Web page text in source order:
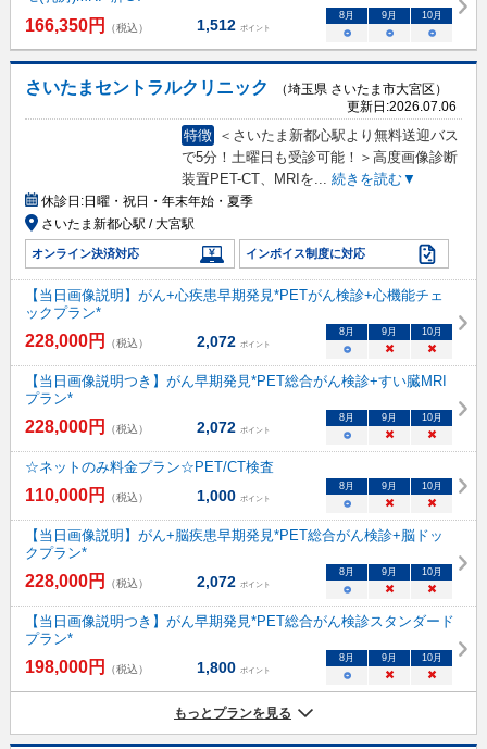
166,350円 （税込） 1,512 ポイント
8月 9月 10月
○ ○ ○
さいたまセントラルクリニック
（埼玉県 さいたま市大宮区）
更新日:2026.07.06
特徴
＜さいたま新都心駅より無料送迎バス
で5分！土曜日も受診可能！＞高度画像診断
装置PET-CT、MRIを
続きを読む▼
休診日:日曜・祝日・年末年始・夏季
さいたま新都心駅 / 大宮駅
オンライン決済対応 インボイス制度に対応
【当日画像説明】がん+心疾患早期発見*PETがん検診+心機能チェ
ックプラン*
228,000円 （税込） 2,072 ポイント
8 月 9 月 10月
○ × ×
【当日画像説明つき】がん早期発見*PET総合がん検診+すい臓MRI
プラン*
228,000円 （税込） 2,072 ポイント
8 月 9 月 10月
○ × ×
☆ネットのみ料金プラン☆PET/CT検査
110,000円 （税込） 1,000 ポイント
8 月 9 月 10月
○ × ×
【当日画像説明】がん+脳疾患早期発見*PET総合がん検診+脳ドッ
クプラン*
228,000円 （税込） 2,072 ポイント
8 月 9 月 10月
○ × ×
【当日画像説明つき】がん早期発見*PET総合がん検診スタンダード
プラン*
198,000円 （税込） 1,800 ポイント
8 月 9 月 10月
○ × ×
もっとプランを見る